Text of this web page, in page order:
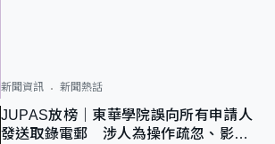
新聞資訊 新聞熱話
JUPAS放榜｜東華學院誤向所有申請人
發送取錄電郵 涉人為操作疏忽、影響